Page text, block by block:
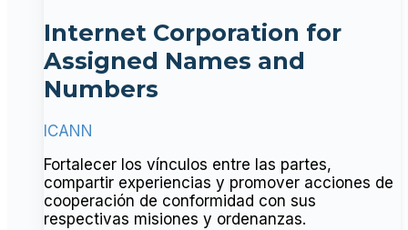
Internet Corporation for
Assigned Names and
Numbers
ICANN
Fortalecer los vínculos entre las partes,
compartir experiencias y promover acciones de
cooperación de conformidad con sus
respectivas misiones y ordenanzas.